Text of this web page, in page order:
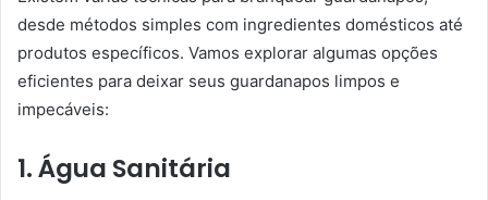
desde métodos simples com ingredientes domésticos até
produtos específicos. Vamos explorar algumas opções
eficientes para deixar seus guardanapos limpos e
impecáveis:
1. Água Sanitária